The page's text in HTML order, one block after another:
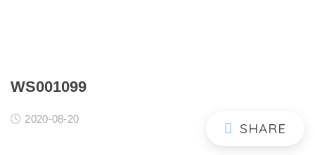
WS001099
2020-08-20